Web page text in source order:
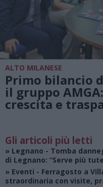
ALTO MILANESE
Primo bilancio
il gruppo
crescita e
Gli articoli più letti
» Legnano - Tomba
di Legnano: “Serve più
» Eventi - Ferragosto a
straordinaria con visite,